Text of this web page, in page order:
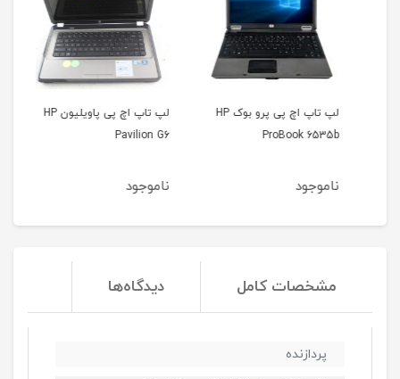
لپ تاپ اچ پی پرو بوک HP
ProBook 6535b
ناموجود
لپ تاپ اچ پی پاویلیون HP
Pavilion G6
ناموجود
مشخصات کامل دیدگاه‌ها
پردازنده